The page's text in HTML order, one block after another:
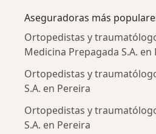
Aseguradoras más
Ortopedistas y
Medicina Prepagada S.A. en
Ortopedistas y
S.A. en Pereira
Ortopedistas y
S.A. en Pereira